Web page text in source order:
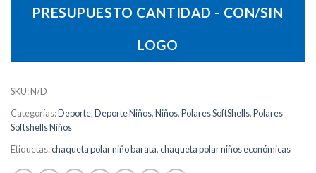
PRESUPUESTO CANTIDAD - CON/SIN
LOGO
SKU:N/D
Categorías:Deporte,Deporte Niños,Niños,Polares SoftShells,Polares
Softshells Niños
Etiquetas:chaqueta polar niño barata,chaqueta polar niños económicas